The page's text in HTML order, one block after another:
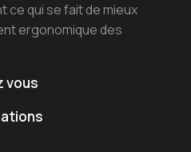
ce qui se fait de mieux
ergonomique des
vous